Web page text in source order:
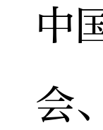
中
会